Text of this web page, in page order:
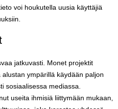
voi houkutella uusia käyttäjiä
jatkuvasti. Monet projektit
ympärillä käydään paljon
sosiaalisessa mediassa.
useita ihmisiä liittymään mukaan,